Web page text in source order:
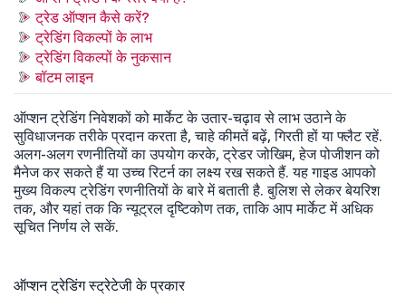
ट्रेड ऑप्शन कैसे करें?
ट्रेडिंग विकल्पों के लाभ
ट्रेडिंग विकल्पों के नुकसान
बॉटम लाइन
ऑप्शन ट्रेडिंग निवेशकों को मार्केट के उतार-चढ़ाव से लाभ उठाने के
सुविधाजनक तरीके प्रदान करता है, चाहे कीमतें बढ़ें, गिरती हों या फ्लैट रहें.
अलग-अलग रणनीतियों का उपयोग करके, ट्रेडर जोखिम, हेज पोजीशन को
मैनेज कर सकते हैं या उच्च रिटर्न का लक्ष्य रख सकते हैं. यह गाइड आपको
मुख्य विकल्प ट्रेडिंग रणनीतियों के बारे में बताती है. बुलिश से लेकर बेयरिश
तक, और यहां तक कि न्यूट्रल दृष्टिकोण तक, ताकि आप मार्केट में अधिक
सूचित निर्णय ले सकें.
ऑप्शन ट्रेडिंग स्ट्रेटेजी के प्रकार